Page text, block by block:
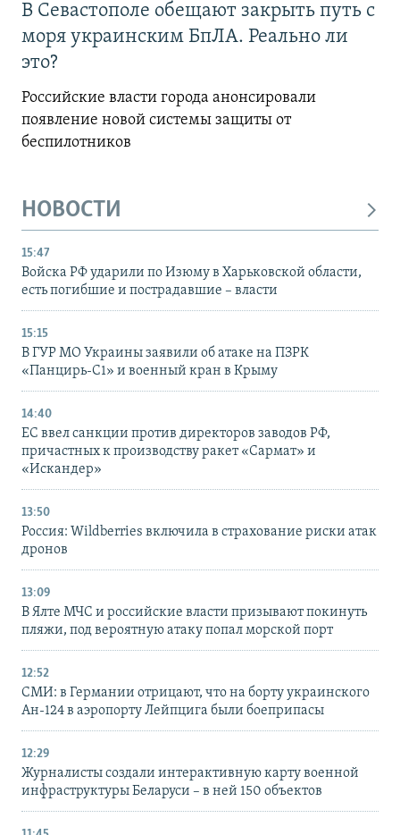
В Севастополе обещают закрыть путь с
моря украинским БпЛА. Реально ли
это?
Российские власти города анонсировали
появление новой системы защиты от
беспилотников
НОВОСТИ
15:47
Войска РФ ударили по Изюму в Харьковской области,
есть погибшие и пострадавшие – власти
15:15
В ГУР МО Украины заявили об атаке на ПЗРК
«Панцирь-С1» и военный кран в Крыму
14:40
ЕС ввел санкции против директоров заводов РФ,
причастных к производству ракет «Сармат» и
«Искандер»
13:50
Россия: Wildberries включила в страхование риски атак
дронов
13:09
В Ялте МЧС и российские власти призывают покинуть
пляжи, под вероятную атаку попал морской порт
12:52
СМИ: в Германии отрицают, что на борту украинского
Ан-124 в аэропорту Лейпцига были боеприпасы
12:29
Журналисты создали интерактивную карту военной
инфраструктуры Беларуси – в ней 150 объектов